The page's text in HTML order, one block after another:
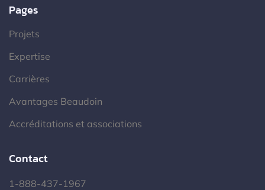
Pages
Projets
Expertise
Carrières
Avantages Beaudoin
Accréditations et associations
Contact
1-888-437-1967